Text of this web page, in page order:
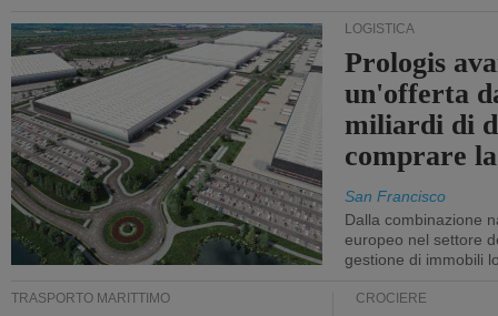
LOGISTICA
Prologis
un'offerta
miliardi di
comprare
San Francisco
Dalla combinazione
europeo nel settore
gestione di immobili
TRASPORTO MARITTIMO CROCIERE